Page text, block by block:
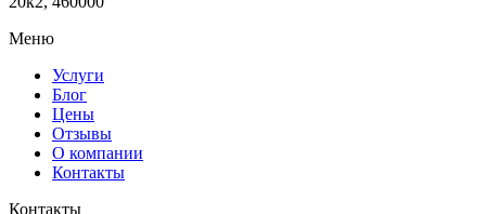
Меню
Услуги
Блог
Цены
Отзывы
О компании
Контакты
Контакты